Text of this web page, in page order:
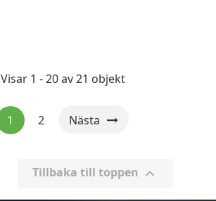
Visar 1 - 20 av 21 objekt
1 2 Nästa
Tillbaka till toppen 